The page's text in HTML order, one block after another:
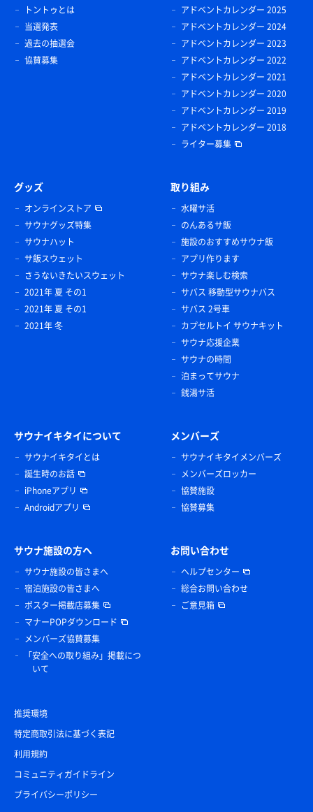
トントゥとは
当選発表
過去の抽選会
協賛募集
アドベントカレンダー 2025
アドベントカレンダー 2024
アドベントカレンダー 2023
アドベントカレンダー 2022
アドベントカレンダー 2021
アドベントカレンダー 2020
アドベントカレンダー 2019
アドベントカレンダー 2018
ライター募集
グッズ
オンラインストア
サウナグッズ特集
サウナハット
サ飯スウェット
さうないきたいスウェット
2021年 夏 その1
2021年 夏 その1
2021年 冬
取り組み
水曜サ活
のんあるサ飯
施設のおすすめサウナ飯
アプリ作ります
サウナ楽しむ検索
サバス 移動型サウナバス
サバス 2号車
カプセルトイ サウナキット
サウナ応援企業
サウナの時間
泊まってサウナ
銭湯サ活
サウナイキタイについて
サウナイキタイとは
誕生時のお話
iPhoneアプリ
Androidアプリ
メンバーズ
サウナイキタイメンバーズ
メンバーズロッカー
協賛施設
協賛募集
サウナ施設の方へ
サウナ施設の皆さまへ
宿泊施設の皆さまへ
ポスター掲載店募集
マナーPOPダウンロード
メンバーズ協賛募集
「安全への取り組み」掲載につ
いて
お問い合わせ
ヘルプセンター
総合お問い合わせ
ご意見箱
推奨環境
特定商取引法に基づく表記
利用規約
コミュニティガイドライン
プライバシーポリシー